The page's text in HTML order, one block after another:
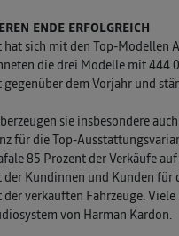
ENDE ERFOLGREICH
hat sich mit den Top-Modellen
die drei Modelle mit
gegenüber dem Vorjahr und
sie insbesondere
für die Top-
85 Prozent der Verkäufe
der Kundinnen und Kunden
der verkauften Fahrzeuge.
von Harman Kardon.